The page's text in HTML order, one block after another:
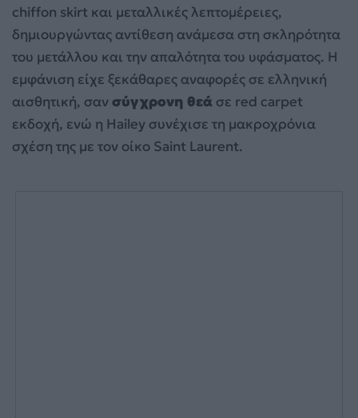
chiffon skirt και μεταλλικές λεπτομέρειες,
δημιουργώντας αντίθεση ανάμεσα στη σκληρότητα
του μετάλλου και την απαλότητα του υφάσματος. Η
εμφάνιση είχε ξεκάθαρες αναφορές σε ελληνική
αισθητική, σανσύγχρονη θεά σε red carpet
εκδοχή, ενώ η Hailey συνέχισε τη μακροχρόνια
σχέση της με τον οίκο Saint Laurent.